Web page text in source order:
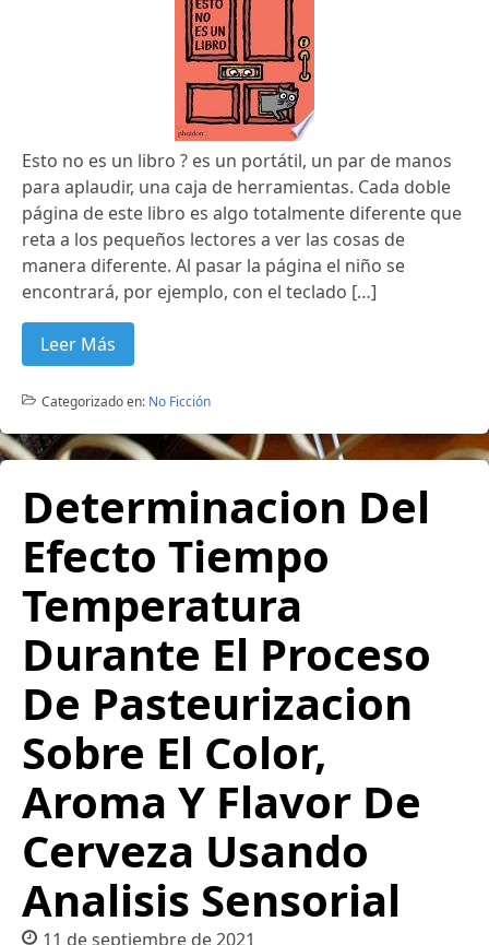
Esto no es un libro ? es un portátil, un par de manos
para aplaudir, una caja de herramientas. Cada doble
página de este libro es algo totalmente diferente que
reta a los pequeños lectores a ver las cosas de
manera diferente. Al pasar la página el niño se
encontrará, por ejemplo, con el teclado […]
Leer Más
Categorizado en: No Ficción
Determinacion Del
Efecto Tiempo
Temperatura
Durante El Proceso
De Pasteurizacion
Sobre El Color,
Aroma Y Flavor De
Cerveza Usando
Analisis Sensorial
11 de septiembre de 2021